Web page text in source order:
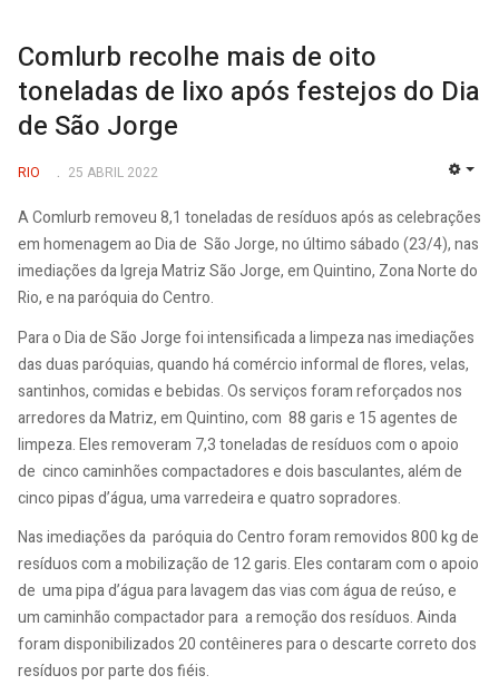
Comlurb recolhe mais de oito
toneladas de lixo após festejos do Dia
de São Jorge
RIO 25 ABRIL 2022
A Comlurb removeu 8,1 toneladas de resíduos após as celebrações
em homenagem ao Dia de São Jorge, no último sábado (23/4), nas
imediações da Igreja Matriz São Jorge, em Quintino, Zona Norte do
Rio, e na paróquia do Centro.
Para o Dia de São Jorge foi intensificada a limpeza nas imediações
das duas paróquias, quando há comércio informal de flores, velas,
santinhos, comidas e bebidas. Os serviços foram reforçados nos
arredores da Matriz, em Quintino, com 88 garis e 15 agentes de
limpeza. Eles removeram 7,3 toneladas de resíduos com o apoio
de cinco caminhões compactadores e dois basculantes, além de
cinco pipas d’água, uma varredeira e quatro sopradores.
Nas imediações da paróquia do Centro foram removidos 800 kg de
resíduos com a mobilização de 12 garis. Eles contaram com o apoio
de uma pipa d’água para lavagem das vias com água de reúso, e
um caminhão compactador para a remoção dos resíduos. Ainda
foram disponibilizados 20 contêineres para o descarte correto dos
resíduos por parte dos fiéis.